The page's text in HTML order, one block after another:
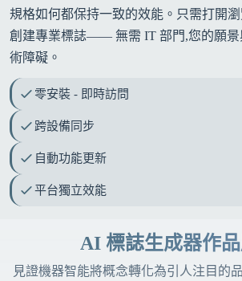
規格如何都保持一致的效能。只需打開
創建專業標誌—— 無需 IT 部門,您的願景
術障礙。
零安裝 - 即時訪問
跨設備同步
自動功能更新
平台獨立效能
AI 標誌生成器作
見證機器智能將概念轉化為引人注目的